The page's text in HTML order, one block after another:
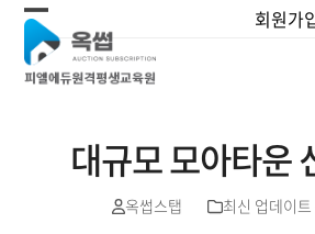
Skip
content
회원가
Open
mobile
Close
mobile
대규모 모아타운
옥썹스탭 최신 업데이